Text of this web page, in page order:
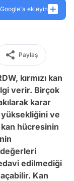
ekleyin
Paylaş
kırmızı kan
verir. Birçok
karar
ve
kan hücresinin
edilmediği
Kan